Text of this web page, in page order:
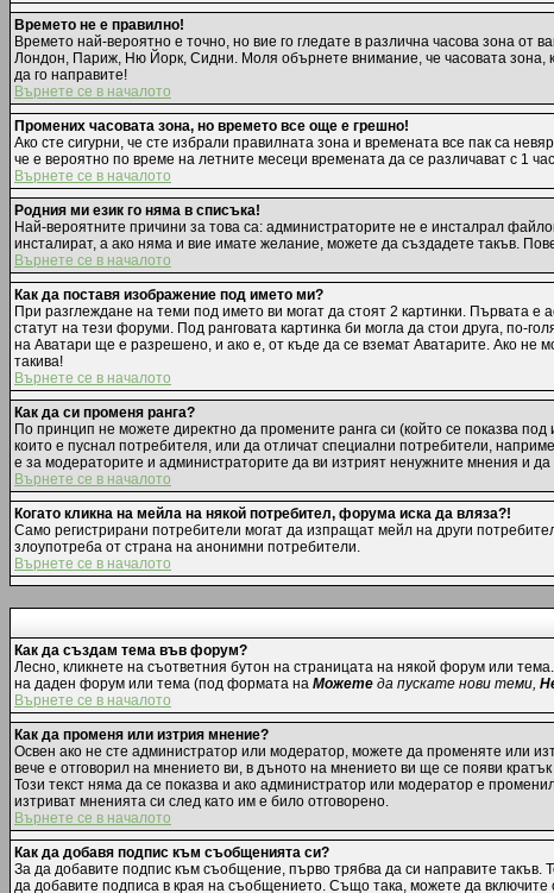
Времето не е правилно!
Времето най-вероятно е точно, но вие го гледате в различна часова зона
Лондон, Париж, Ню Йорк, Сидни. Моля обърнете внимание, че часовата зона,
да го направите!
Върнете се в началото
Промених часовата зона, но времето все още е грешно!
Ако сте сигурни, че сте избрали правилната зона и времената все пак са
че е вероятно по време на летните месеци времената да се различават с 1
Върнете се в началото
Родния ми език го няма в списъка!
Най-вероятните причини за това са: администраторите не е инсталрал
инсталират, а ако няма и вие имате желание, можете да създадете такъв.
Върнете се в началото
Как да поставя изображение под името ми?
При разглеждане на теми под името ви могат да стоят 2 картинки. Първата
статут на тези форуми. Под ранговата картинка би могла да стои друга, по-
на Аватари ще е разрешено, и ако е, от къде да се вземат Аватарите. Ако не
такива!
Върнете се в началото
Как да си променя ранга?
По принцип не можете директно да промените ранга си (който се показва
които е пуснал потребителя, или да отличат специални потребители,
е за модераторите и администраторите да ви изтрият ненужните мнения и
Върнете се в началото
Когато кликна на мейла на някой потребител, форума иска да вляза?!
Само регистрирани потребители могат да изпращат мейл на други
злоупотреба от страна на анонимни потребители.
Върнете се в началото
Как да създам тема във форум?
Лесно, кликнете на съответния бутон на страницата на някой форум или
на даден форум или тема (под формата на Можете да пускате нови теми,
Върнете се в началото
Как да променя или изтрия мнение?
Освен ако не сте администратор или модератор, можете да променяте или
вече е отговорил на мнението ви, в дъното на мнението ви ще се появи
Този текст няма да се показва и ако администратор или модератор е
изтриват мненията си след като им е било отговорено.
Върнете се в началото
Как да добавя подпис към съобщенията си?
За да добавите подпис към съобщение, първо трябва да си направите
да добавите подписа в края на съобщението. Също така, можете да